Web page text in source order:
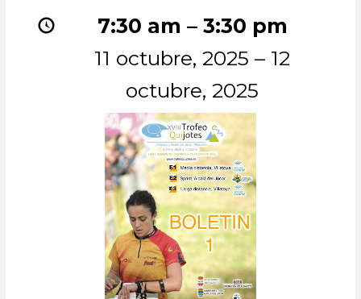
7:30 am – 3:30 pm
11 octubre, 2025 – 12
octubre, 2025